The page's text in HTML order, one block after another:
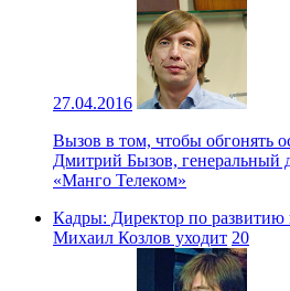
27.04.2016
Вызов в том, чтобы обгонять
Дмитрий Бызов, генеральный
«Манго Телеком»
Кадры: Директор по развитию
Михаил Козлов уходит 20